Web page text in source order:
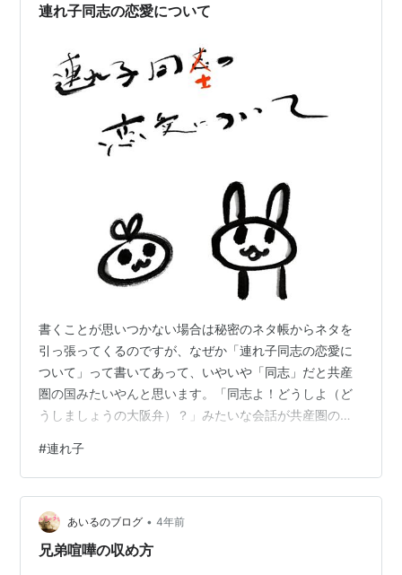
連れ子同志の恋愛について
書くことが思いつかない場合は秘密のネタ帳からネタを
引っ張ってくるのですが、なぜか「連れ子同志の恋愛に
ついて」って書いてあって、いやいや「同志」だと共産
圏の国みたいやんと思います。「同志よ！どうしよ（ど
うしましょうの大阪弁）？」みたいな会話が共産圏の国
戻しますが、連れ子同志の恋愛と言うと『ママレードボ
ーイ』という漫画とアニメしか思い浮かびません。年齢
がバレるかもしれませんのでこういう話はあまりしない
ほうがよいのかもしれませんが、そんなことを言っても
『ママレードボーイ』しか思い浮かばないんだから仕方
#連れ子
あいるのブログ • 4年前
兄弟喧嘩の収め方